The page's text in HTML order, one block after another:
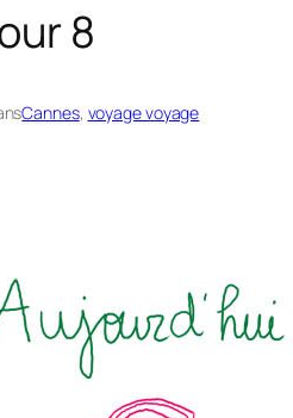
8
Cannes, voyage voyage